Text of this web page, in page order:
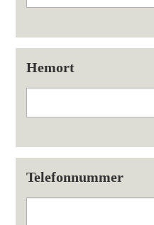
Hemort
Telefonnummer